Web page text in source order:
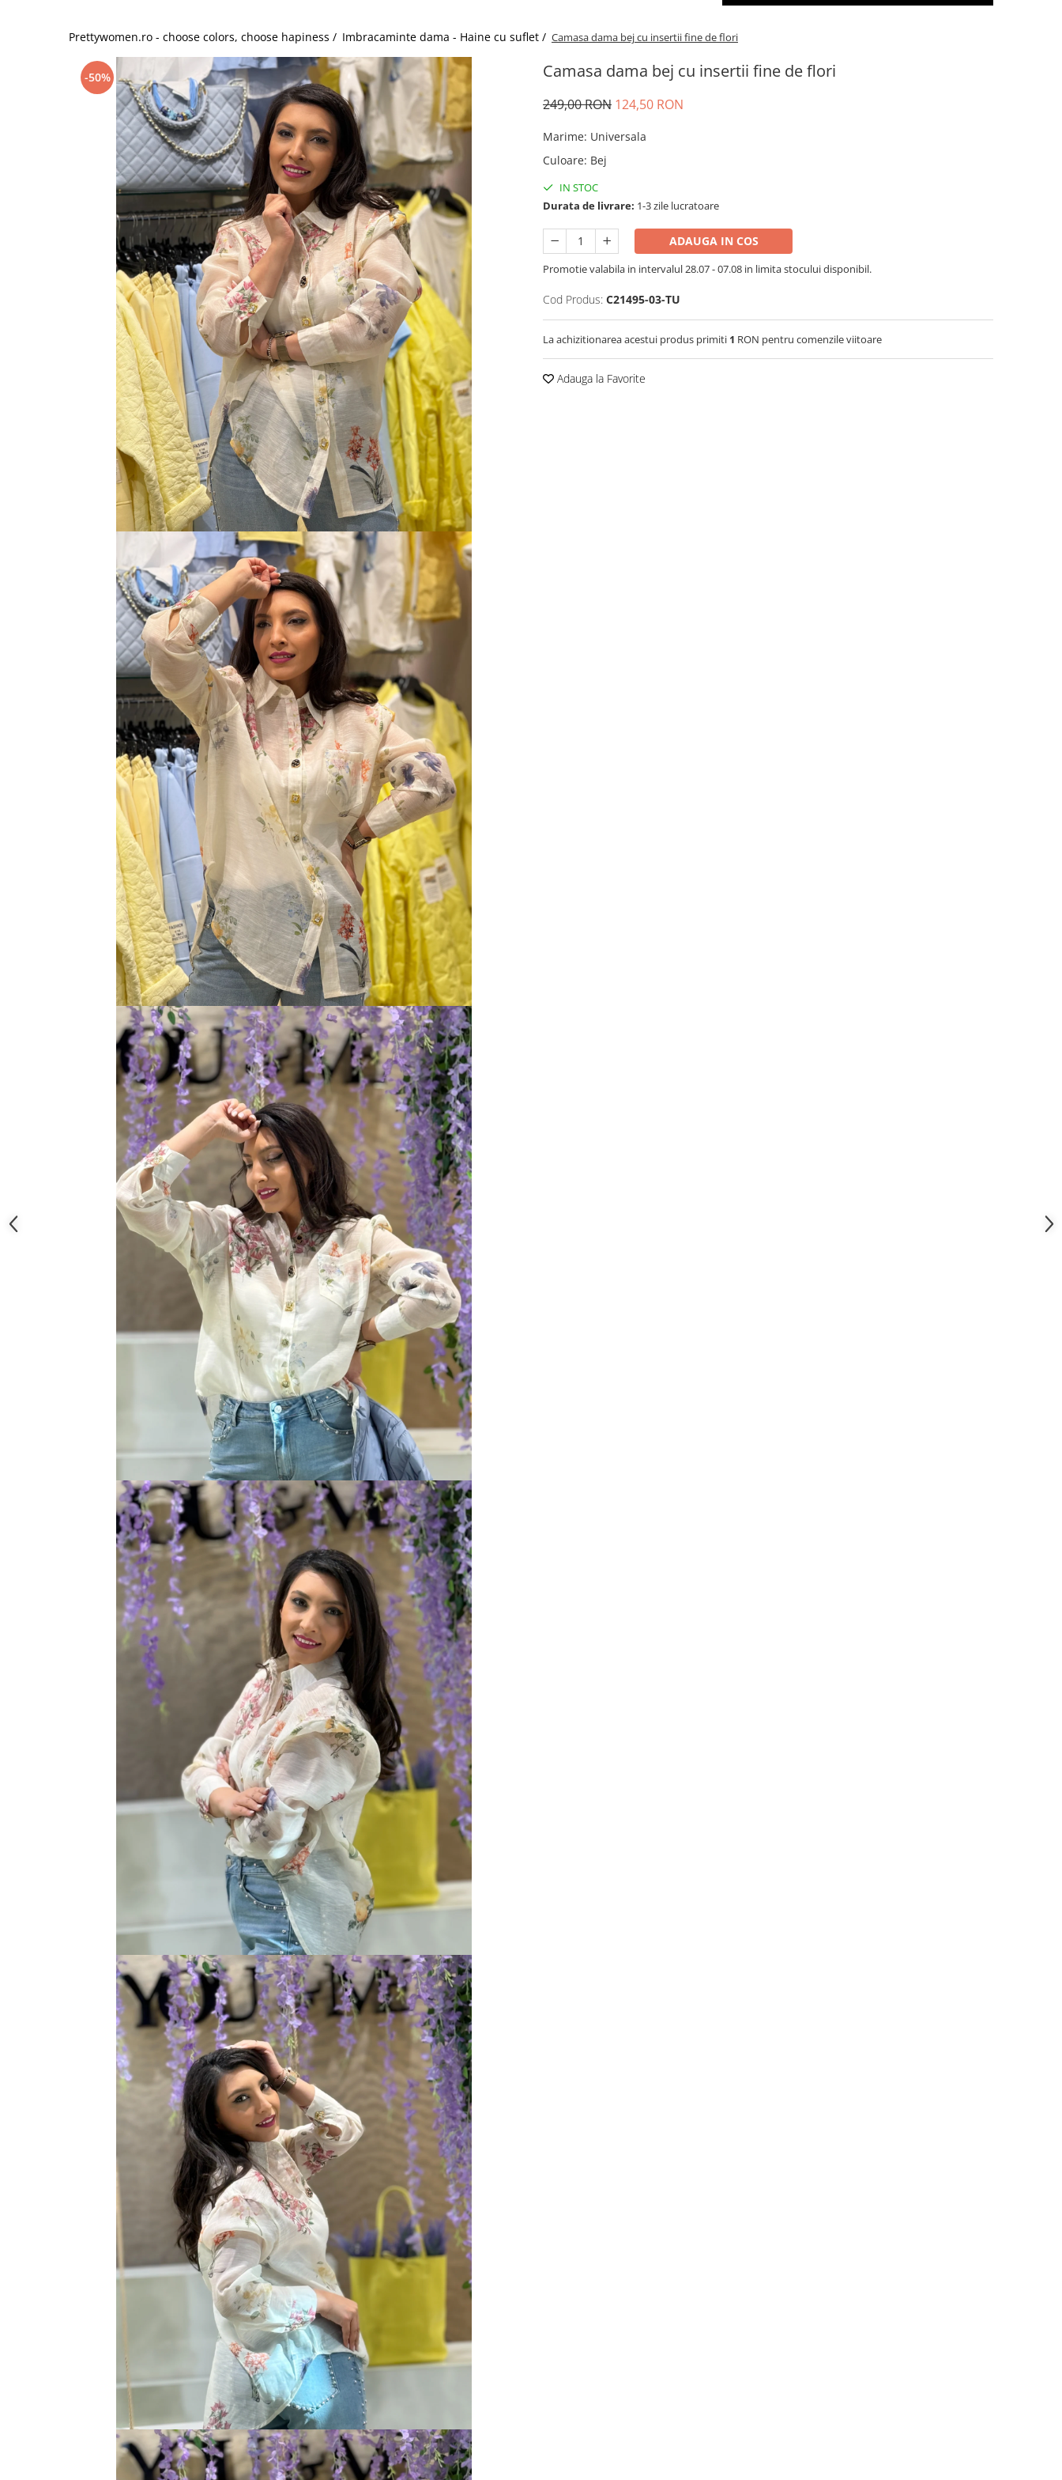
Prettywomen.ro - choose colors, choose hapiness / Imbracaminte dama - Haine cu suflet / Camasa dama bej cu insertii fine de flori
-50% Camasa dama bej cu insertii fine de flori
249,00 RON 124,50 RON
Marime: Universala
Culoare: Bej
IN STOC
Durata de livrare: 1-3 zile lucratoare
ADAUGA IN COS
Promotie valabila in intervalul 28.07 - 07.08 in limita stocului disponibil.
Cod Produs: C21495-03-TU
La achizitionarea acestui produs primiti 1 RON pentru comenzile viitoare
Adauga la Favorite